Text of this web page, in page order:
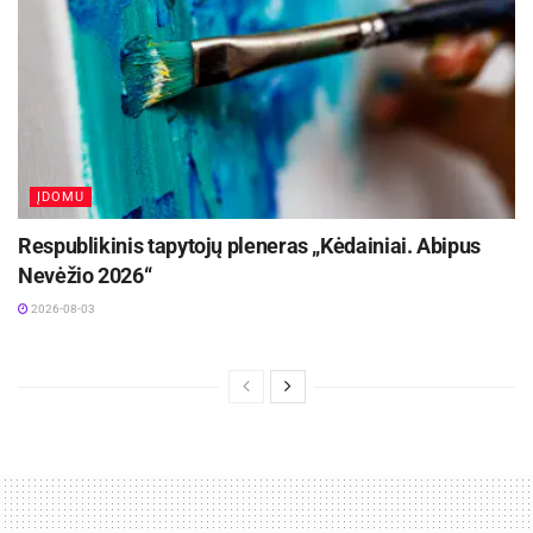
Autorės nuotraukos
ĮDOMU
Respublikinis tapytojų pleneras „Kėdainiai. Abipus
Nevėžio 2026“
2026-08-03